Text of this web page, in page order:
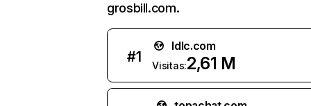
grosbill.com.
#1
ldlc.com
Visitas:2,61 M